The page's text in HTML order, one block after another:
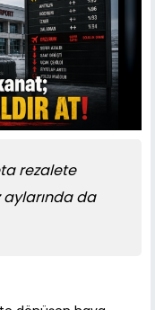
rezalete
aylarında da